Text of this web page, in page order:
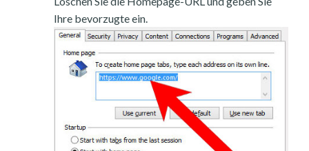
Ihre bevorzugte ein.